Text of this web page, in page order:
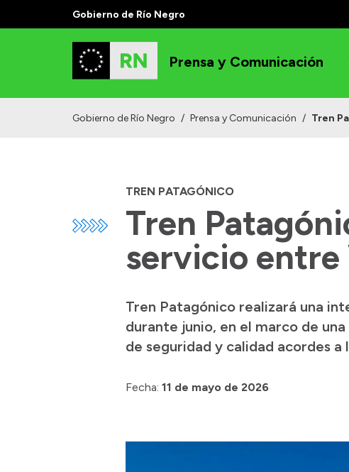
Gobierno de Río Negro
Prensa y Comunicación
Gobierno de Río Negro / Prensa y Comunicación / Tren
TREN PATAGÓNICO
Tren
servicio entre
Tren Patagónico realizará una
durante junio, en el marco de
de seguridad y calidad acordes
Fecha: 11 de mayo de 2026